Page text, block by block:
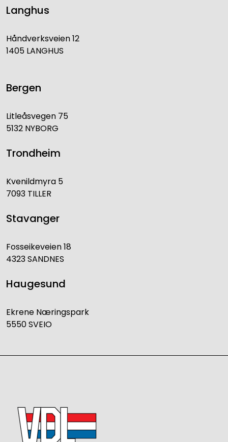
Langhus
Håndverksveien 12
1405 LANGHUS
Bergen
Litleåsvegen 75
5132 NYBORG
Trondheim
Kvenildmyra 5
7093 TILLER
Stavanger
Fosseikeveien 18
4323 SANDNES
Haugesund
Ekrene Næringspark
5550 SVEIO